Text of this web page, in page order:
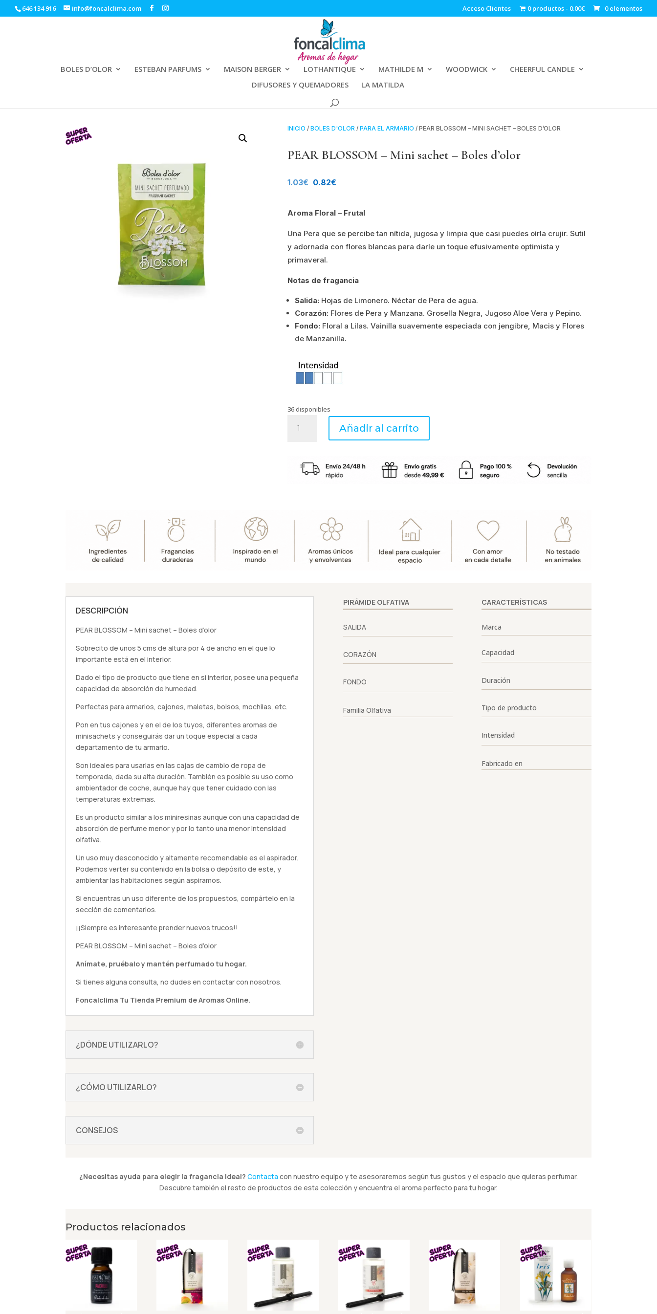
646 134 916 info@foncalclima.com Acceso Clientes 0 productos 0.00€ 0 elementos
BOLES D’OLOR ESTEBAN PARFUMS MAISON BERGER LOTHANTIQUE MATHILDE M WOODWICK
CHEERFUL CANDLE
DIFUSORES Y QUEMADORES
LA MATILDA
INICIO /BOLES D'OLOR /PARA EL ARMARIO / PEAR BLOSSOM – MINI SACHET – BOLES D’OLOR
PEAR BLOSSOM – Mini sachet – Boles d’olor
1.03€ El
original
era:
1.03€.
0.82€
actual
es:
Aroma Floral – Frutal
Una Pera que se percibe tan nítida, jugosa y limpia que casi puedes oírla crujir. Sutil
y adornada con flores blancas para darle un toque efusivamente optimista y
primaveral.
Notas de fragancia
Salida: Hojas de Limonero. Néctar de Pera de agua.
Corazón: Flores de Pera y Manzana. Grosella Negra, Jugoso Aloe Vera y Pepino.
Fondo: Floral a Lilas. Vainilla suavemente especiada con jengibre, Macis y Flores
de Manzanilla.
36 disponibles
BLOSSOM
sachet
Añadir al carrito
DESCRIPCIÓN
PEAR BLOSSOM – Mini sachet – Boles d’olor
Sobrecito de unos 5 cms de altura por 4 de ancho en el que lo
importante está en el interior.
Dado el tipo de producto que tiene en si interior, posee una pequeña
capacidad de absorción de humedad.
Perfectas para armarios, cajones, maletas, bolsos, mochilas, etc.
Pon en tus cajones y en el de los tuyos, diferentes aromas de
minisachets y conseguirás dar un toque especial a cada
departamento de tu armario.
Son ideales para usarlas en las cajas de cambio de ropa de
temporada, dada su alta duración. También es posible su uso como
ambientador de coche, aunque hay que tener cuidado con las
temperaturas extremas.
Es un producto similar a los miniresinas aunque con una capacidad de
absorción de perfume menor y por lo tanto una menor intensidad
olfativa.
Un uso muy desconocido y altamente recomendable es el aspirador.
Podemos verter su contenido en la bolsa o depósito de este, y
ambientar las habitaciones según aspiramos.
Si encuentras un uso diferente de los propuestos, compártelo en la
sección de comentarios.
¡¡Siempre es interesante prender nuevos trucos!!
PEAR BLOSSOM – Mini sachet – Boles d’olor
Anímate, pruébaloy mantén perfumado tu hogar.
Si tienes algunaconsulta, no dudes en contactar con nosotros.
Foncalclima Tu Tienda Premium de Aromas Online.
¿DÓNDE UTILIZARLO?
¿CÓMO UTILIZARLO?
CONSEJOS
PIRÁMIDE OLFATIVA
SALIDA
CORAZÓN
FONDO
Familia Olfativa
CARACTERÍSTICAS
Marca
Capacidad
Duración
Tipo de producto
Intensidad
Fabricado en
¿Necesitas ayuda para elegir la fragancia ideal? Contacta con nuestro equipo y te asesoraremos según tus gustos y el espacio que quieras perfumar.
Descubre también el resto de productos de esta colección y encuentra el aroma perfecto para tu hogar.
Productos relacionados